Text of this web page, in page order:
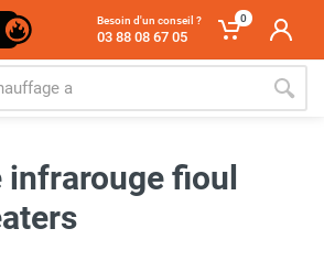
Besoin d'un conseil ?
03 88 08 67 05
0
fioul